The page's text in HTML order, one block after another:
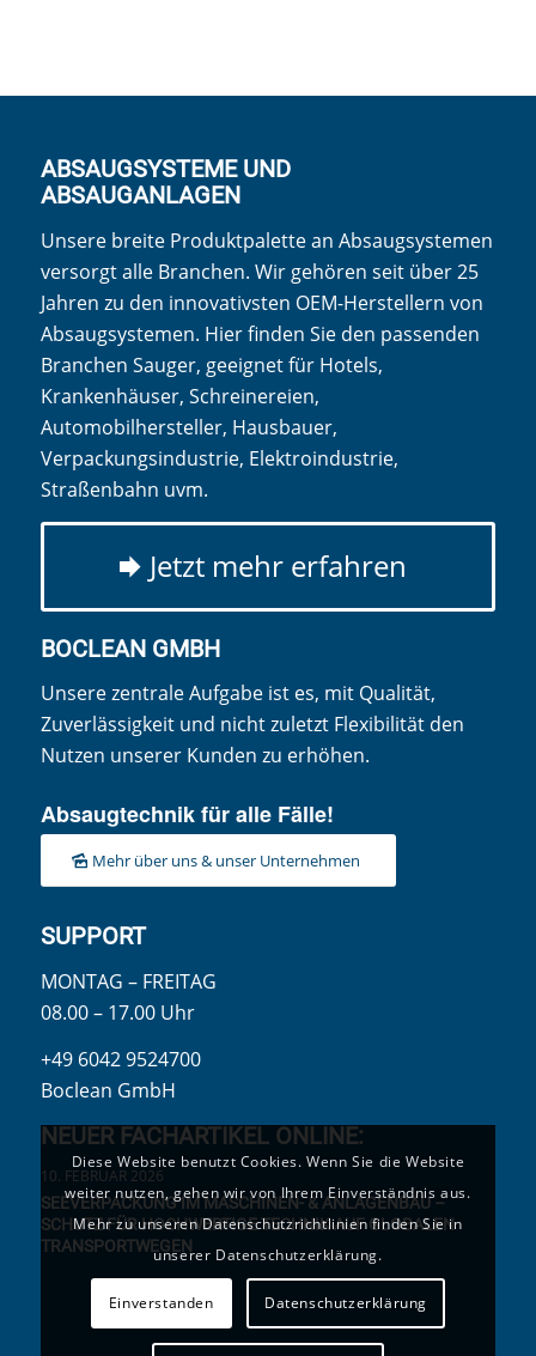
ABSAUGSYSTEME UND
ABSAUGANLAGEN
Unsere breite Produktpalette an Absaugsystemen
versorgt alle Branchen. Wir gehören seit über 25
Jahren zu den innovativsten OEM-Herstellern von
Absaugsystemen. Hier finden Sie den passenden
Branchen Sauger, geeignet für Hotels,
Krankenhäuser, Schreinereien,
Automobilhersteller, Hausbauer,
Verpackungsindustrie, Elektroindustrie,
Straßenbahn uvm.
Jetzt mehr erfahren
BOCLEAN GMBH
Unsere zentrale Aufgabe ist es, mit Qualität,
Zuverlässigkeit und nicht zuletzt Flexibilität den
Nutzen unserer Kunden zu erhöhen.
Absaugtechnik für alle Fälle!
Mehr über uns & unser Unternehmen
SUPPORT
MONTAG – FREITAG
08.00 – 17.00 Uhr
+49 6042 9524700
Boclean GmbH
NEUER FACHARTIKEL ONLINE:
10. FEBRUAR 2026
SEEVERPACKUNG IM MASCHINEN- & ANLAGENBAU –
SCHUTZ FÜR HOCHWERTIGE TECHNIK AUF GLOBALEN
TRANSPORTWEGEN
Diese Website benutzt Cookies. Wenn Sie die Website
weiter nutzen, gehen wir von Ihrem Einverständnis aus.
Mehr zu unseren Datenschutzrichtlinien finden Sie in
unserer Datenschutzerklärung.
Einverstanden Datenschutzerklärung